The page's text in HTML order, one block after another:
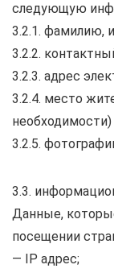
следующую
3.2.1. фамилию,
3.2.2.
3.2.3. адрес
3.2.4. место
необходимости)
3.2.5.
3.3.
Данные,
посещении
— IP адрес;